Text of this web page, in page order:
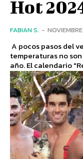
Hot
FABIAN S. -
A pocos pasos del
temperaturas no
año. El calendario